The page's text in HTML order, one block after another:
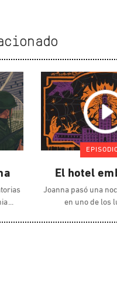
El hotel
Joanna pasó una
en uno de los